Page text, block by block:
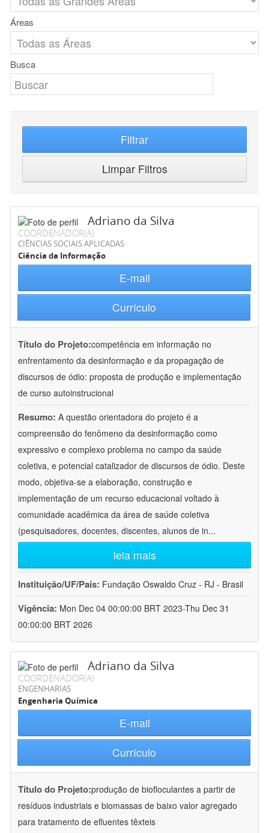
Áreas
Busca
Filtrar
Limpar Filtros
Adriano da Silva
COORDENADOR(A)
CIÊNCIAS SOCIAIS APLICADAS
Ciência da Informação
E-mail
Currículo
Título do Projeto:competência em informação no
enfrentamento da desinformação e da propagação de
discursos de ódio: proposta de produção e implementação
de curso autoinstrucional
Resumo: A questão orientadora do projeto é a
compreensão do fenômeno da desinformação como
expressivo e complexo problema no campo da saúde
coletiva, e potencial catalizador de discursos de ódio. Deste
modo, objetiva-se a elaboração, construção e
implementação de um recurso educacional voltado à
comunidade acadêmica da área de saúde coletiva
(pesquisadores, docentes, discentes, alunos de in...
leia mais
Instituição/UF/País: Fundação Oswaldo Cruz - RJ - Brasil
Vigência: Mon Dec 04 00:00:00 BRT 2023-Thu Dec 31
00:00:00 BRT 2026
Adriano da Silva
COORDENADOR(A)
ENGENHARIAS
Engenharia Química
E-mail
Currículo
Título do Projeto:produção de biofloculantes a partir de
resíduos industriais e biomassas de baixo valor agregado
para tratamento de efluentes têxteis